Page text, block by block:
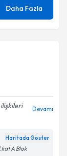
Daha Fazla
Devamı
Haritada Göster
A Blok